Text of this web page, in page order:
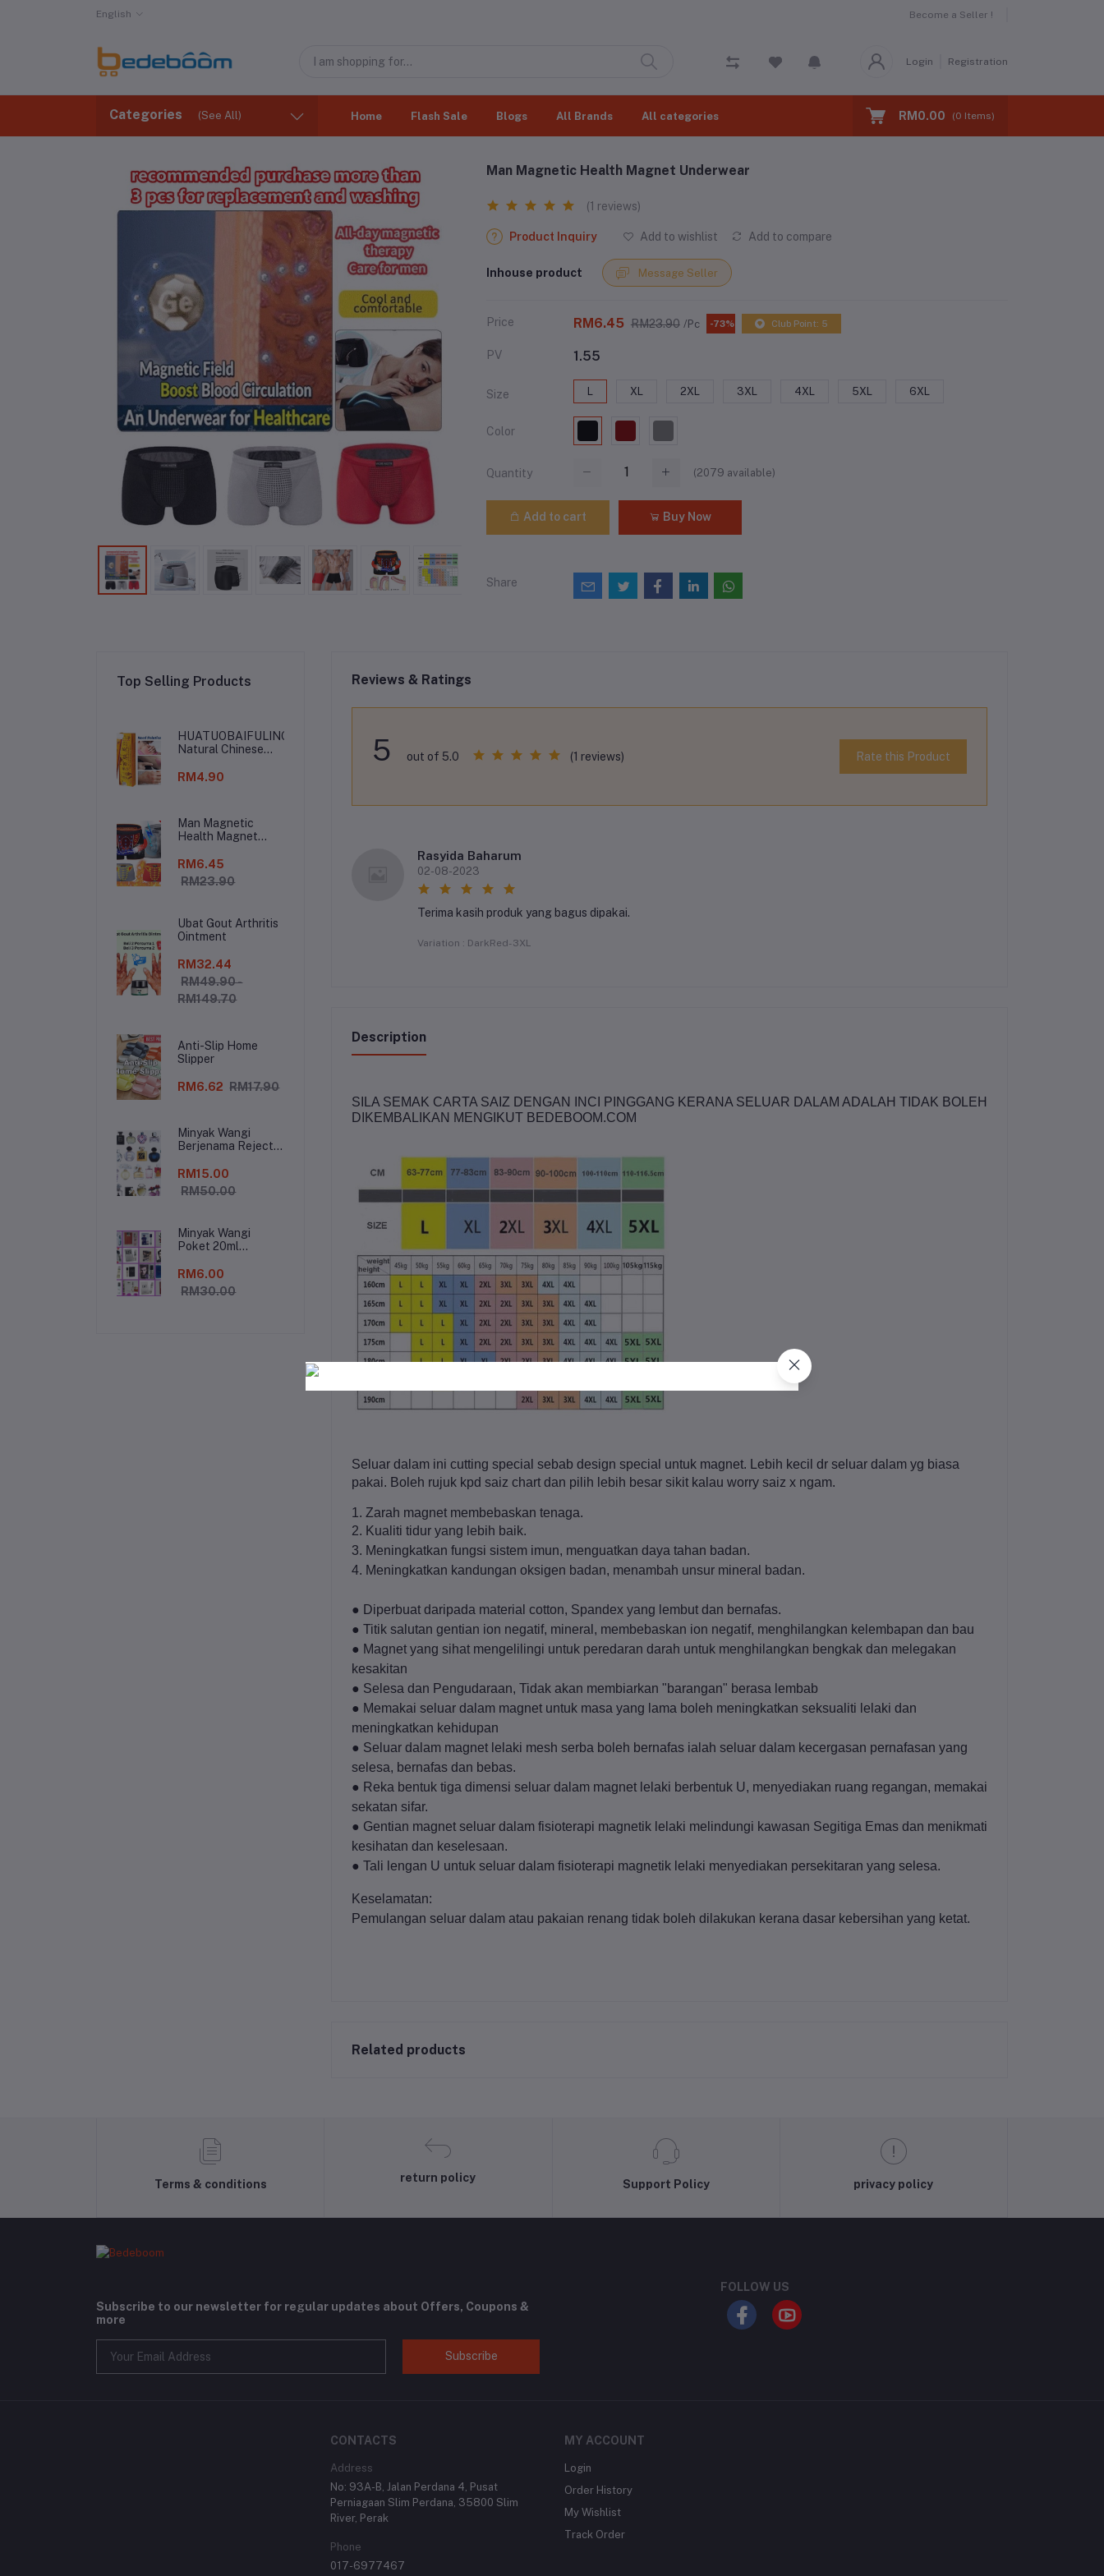
English Become a Seller !
Login Registration
Categories (See All) Home Flash Sale Blogs All Brands All categories RM0.00 (0 Items)
Man Magnetic Health Magnet Underwear
(1 reviews)
Product Inquiry Add to wishlist Add to compare
Inhouse product Message Seller
Price RM6.45 RM23.90 /Pc -73% Club Point: 5
PV 1.55
Size L XL 2XL 3XL 4XL 5XL 6XL
Color
Quantity (2079 available)
Add to cart Buy Now
Share
Top Selling Products
HUATUOBAIFULING
Natural Chinese
Cream Eczema
RM4.90
Man Magnetic
Health Magnet
RM6.45
RM23.90
Ubat Gout Arthritis
Ointment
RM32.44
RM49.90 -
RM149.70
Anti-Slip Home
Slipper
RM6.62 RM17.90
Minyak Wangi
Berjenama Reject
RM15.00
RM50.00
Minyak Wangi
Poket 20ml
RM6.00
RM30.00
Reviews & Ratings
5 out of 5.0 (1 reviews) Rate this Product
Rasyida Baharum
02-08-2023
Terima kasih produk yang bagus dipakai.
Variation : DarkRed-3XL
Description
SILA SEMAK CARTA SAIZ DENGAN INCI PINGGANG KERANA SELUAR DALAM ADALAH TIDAK BOLEH
DIKEMBALIKAN MENGIKUT BEDEBOOM.COM
Seluar dalam ini cutting special sebab design special untuk magnet. Lebih kecil dr seluar dalam yg biasa
pakai. Boleh rujuk kpd saiz chart dan pilih lebih besar sikit kalau worry saiz x ngam.
1. Zarah magnet membebaskan tenaga.
2. Kualiti tidur yang lebih baik.
3. Meningkatkan fungsi sistem imun, menguatkan daya tahan badan.
4. Meningkatkan kandungan oksigen badan, menambah unsur mineral badan.
● Diperbuat daripada material cotton, Spandex yang lembut dan bernafas.
● Titik salutan gentian ion negatif, mineral, membebaskan ion negatif, menghilangkan kelembapan dan bau
● Magnet yang sihat mengelilingi untuk peredaran darah untuk menghilangkan bengkak dan melegakan
kesakitan
● Selesa dan Pengudaraan, Tidak akan membiarkan "barangan" berasa lembab
● Memakai seluar dalam magnet untuk masa yang lama boleh meningkatkan seksualiti lelaki dan
meningkatkan kehidupan
● Seluar dalam magnet lelaki mesh serba boleh bernafas ialah seluar dalam kecergasan pernafasan yang
selesa, bernafas dan bebas.
● Reka bentuk tiga dimensi seluar dalam magnet lelaki berbentuk U, menyediakan ruang regangan, memakai
sekatan sifar.
● Gentian magnet seluar dalam fisioterapi magnetik lelaki melindungi kawasan Segitiga Emas dan menikmati
kesihatan dan keselesaan.
● Tali lengan U untuk seluar dalam fisioterapi magnetik lelaki menyediakan persekitaran yang selesa.
Keselamatan:
Pemulangan seluar dalam atau pakaian renang tidak boleh dilakukan kerana dasar kebersihan yang ketat.
Related products
Terms & conditions
return policy
Support Policy privacy policy
Subscribe to our newsletter for regular updates about Offers, Coupons &
more
Subscribe
FOLLOW US
CONTACTS
Address
No: 93A-B, Jalan Perdana 4, Pusat
Perniagaan Slim Perdana, 35800 Slim
River, Perak
Phone
017-6977467
MY ACCOUNT
Login
Order History
My Wishlist
Track Order